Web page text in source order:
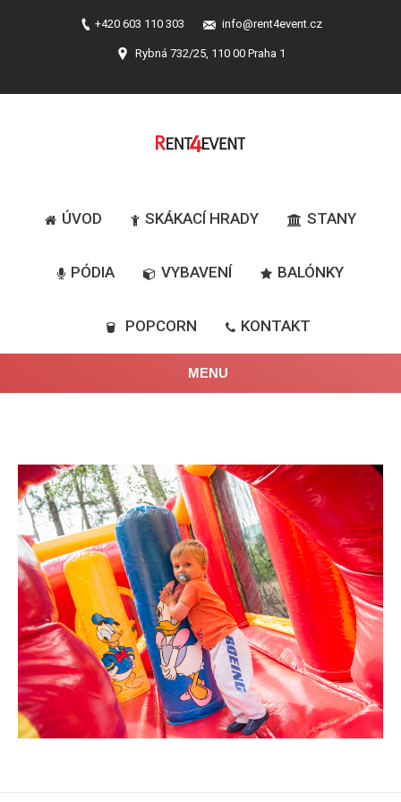
+420 603 110 303 info@rent4event.cz
Rybná 732/25, 110 00 Praha 1
ÚVOD SKÁKACÍ HRADY STANY
PÓDIA VYBAVENÍ BALÓNKY
POPCORN KONTAKT
MENU